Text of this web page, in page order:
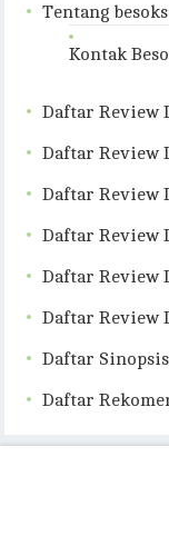
Tentang
Kontak
Daftar Review
Daftar Review
Daftar Review
Daftar Review
Daftar Review
Daftar Review
Daftar
Daftar